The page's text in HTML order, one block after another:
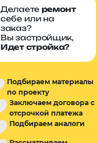
Делаете ремонт
себе или на
заказ?
Вы застройщик,
Идет стройка?
Подбираем материалы
по проекту
Заключаем договора с
отсрочкой платежа
Подбираем аналоги